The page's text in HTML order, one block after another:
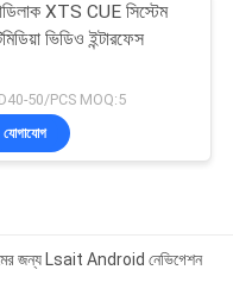
XTS CUE সিস্টেম
ভিডিও ইন্টারফেস
50/PCS MOQ:5
যোগাযোগ
জন্য Lsait Android নেভিগেশন